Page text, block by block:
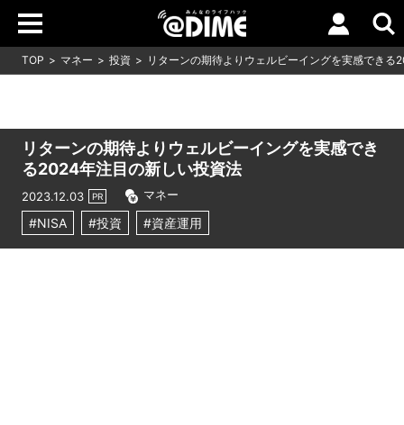
TOP マネー 投資 リターンの期待よりウェルビーイングを実感できる
リターンの期待よりウェルビーイングを実感でき
る2024年注目の新しい投資法
2023.12.03 PR マネー
#NISA #投資 #資産運用